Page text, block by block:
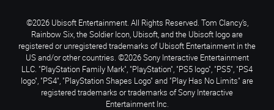
©2026 Ubisoft Entertainment. All Rights Reserved. Tom Clancy’s,
Rainbow Six, the Soldier Icon, Ubisoft, and the Ubisoft logo are
registered or unregistered trademarks of Ubisoft Entertainment in the
US and/or other countries. ©2026 Sony Interactive Entertainment
LLC. "PlayStation Family Mark", "PlayStation", "PS5 logo", "PS5", "PS4
logo", "PS4", "PlayStation Shapes Logo" and "Play Has No Limits" are
registered trademarks or trademarks of Sony Interactive
Entertainment Inc.